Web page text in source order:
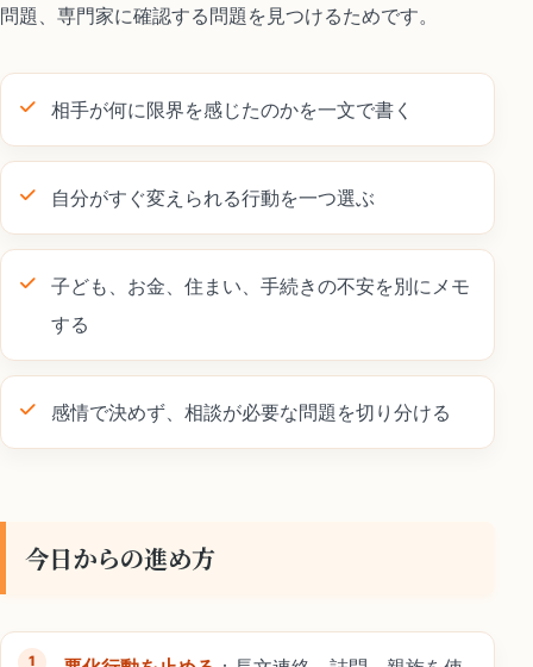
問題、専門家に確認する問題を見つけるためです。
相手が何に限界を感じたのかを一文で書く
自分がすぐ変えられる行動を一つ選ぶ
子ども、お金、住まい、手続きの不安を別にメモ
する
感情で決めず、相談が必要な問題を切り分ける
今日からの進め方